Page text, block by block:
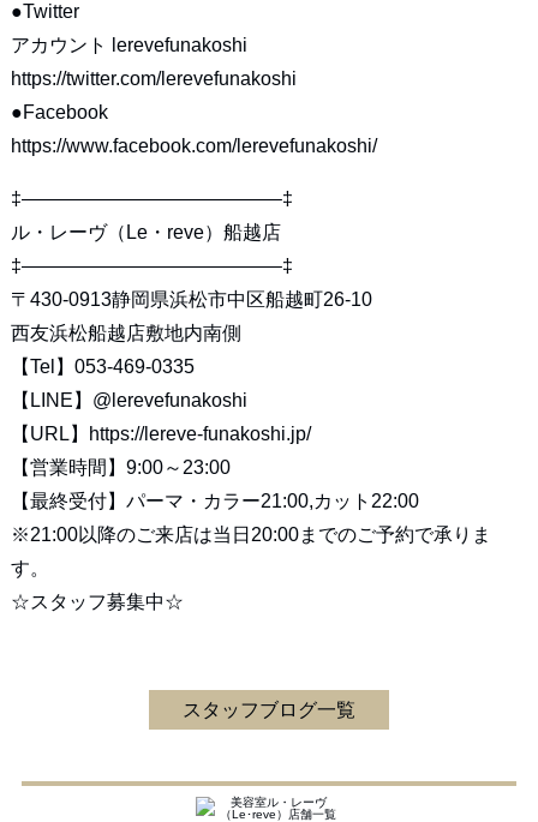
●Twitter
アカウント lerevefunakoshi
https://twitter.com/lerevefunakoshi
●Facebook
https://www.facebook.com/lerevefunakoshi/
‡—————————————–‡
ル・レーヴ（Le・reve）船越店
‡—————————————–‡
〒430-0913静岡県浜松市中区船越町26-10
西友浜松船越店敷地内南側
【Tel】053-469-0335
【LINE】 @lerevefunakoshi
【URL】
https://lereve-funakoshi.jp/
【営業時間】9:00～23:00
【最終受付】パーマ・カラー21:00,カット22:00
※21:00以降のご来店は当日20:00までのご予約で承りま
す。
☆スタッフ募集中☆
スタッフブログ一覧